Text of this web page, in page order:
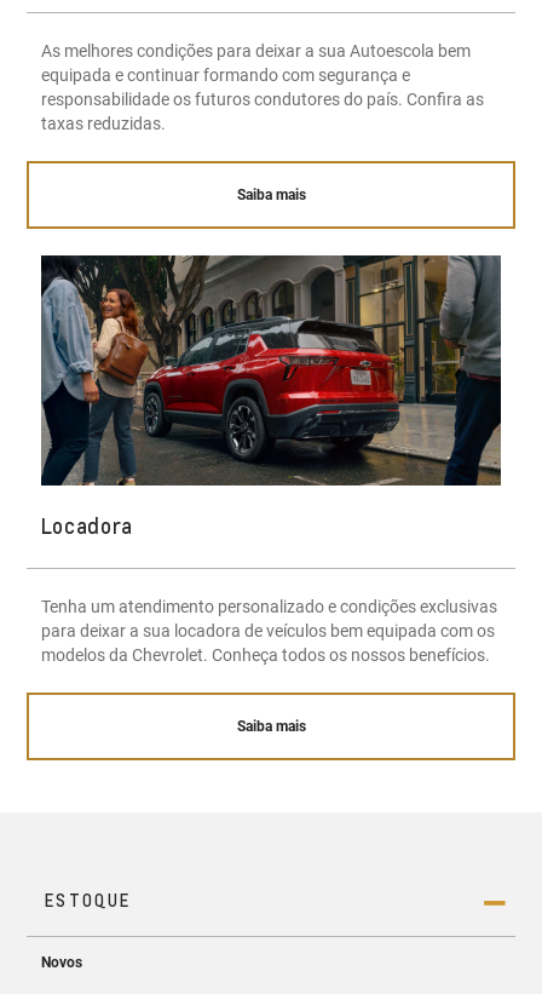
As melhores condições para deixar a sua Autoescola bem
equipada e continuar formando com segurança e
responsabilidade os futuros condutores do país. Confira as
taxas reduzidas.
Saiba mais
Locadora
Tenha um atendimento personalizado e condições exclusivas
para deixar a sua locadora de veículos bem equipada com os
modelos da Chevrolet. Conheça todos os nossos benefícios.
Saiba mais